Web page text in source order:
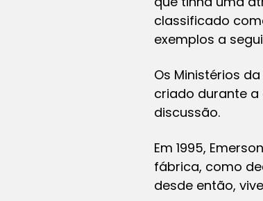
classificado
exemplos a
Os Ministérios
criado durante a
discussão.
Em 1995,
fábrica, como
desde então,